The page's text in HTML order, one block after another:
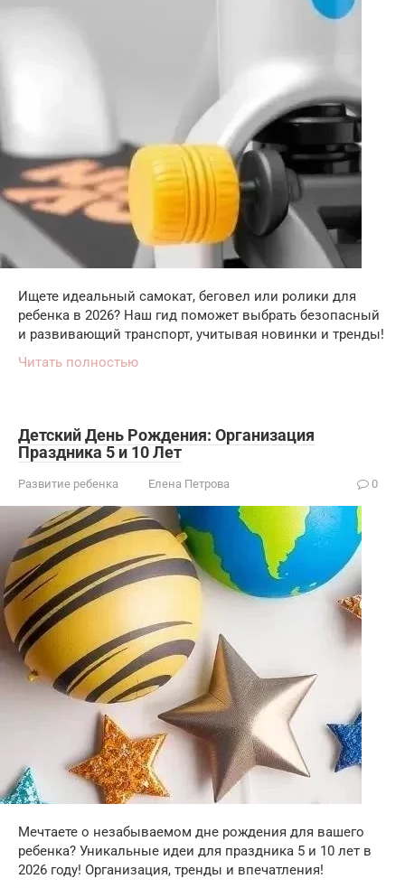
Ищете идеальный самокат, беговел или ролики для
ребенка в 2026? Наш гид поможет выбрать безопасный
и развивающий транспорт, учитывая новинки и тренды!
Читать полностью
Детский День Рождения: Организация
Праздника 5 и 10 Лет
Развитие ребенка Елена Петрова 0
Мечтаете о незабываемом дне рождения для вашего
ребенка? Уникальные идеи для праздника 5 и 10 лет в
2026 году! Организация, тренды и впечатления!